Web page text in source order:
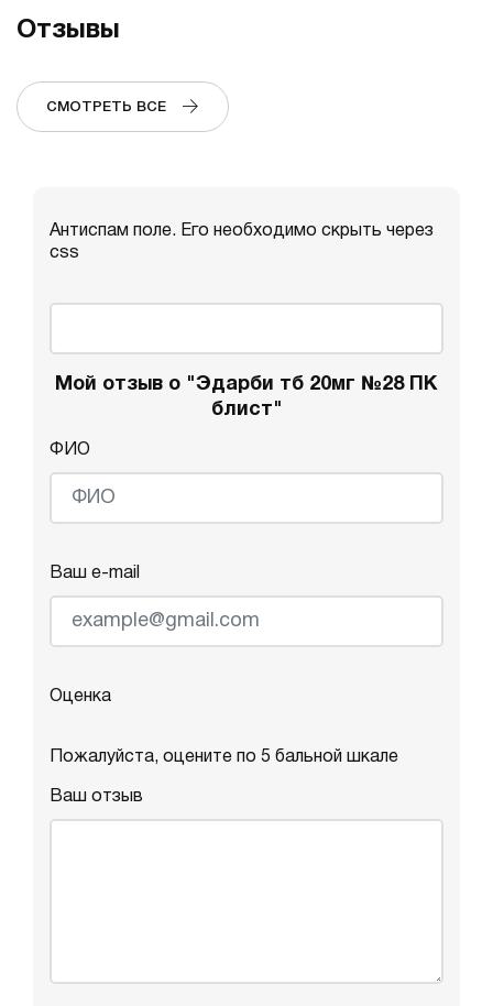
Отзывы
СМОТРЕТЬ ВСЕ
Антиспам поле. Его необходимо скрыть через
css
Мой отзыв о "Эдарби тб 20мг №28 ПК
блист"
ФИО
Ваш e-mail
Оценка
Пожалуйста, оцените по 5 бальной шкале
Ваш отзыв